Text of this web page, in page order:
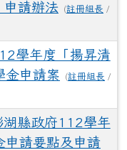
申請辦法
(註冊組長 /
學年度「揚昇清
金申請案
(註冊組長 /
湖縣政府112學年
申請要點及申請